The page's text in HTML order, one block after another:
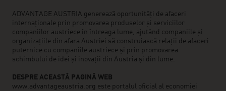
ADVANTAGE AUSTRIA generează oportunități de afaceri
internaționale prin promovarea produselor și serviciilor
companiilor austriece în întreaga lume, ajutând companiile și
organizațiile din afara Austriei să construiască relații de afaceri
puternice cu companiile austriece și prin promovarea
schimbului de idei și inovații din Austria și din lume.
DESPRE ACEASTĂ PAGINĂ WEB
www.advantageaustria.org este portalul oficial al economiei